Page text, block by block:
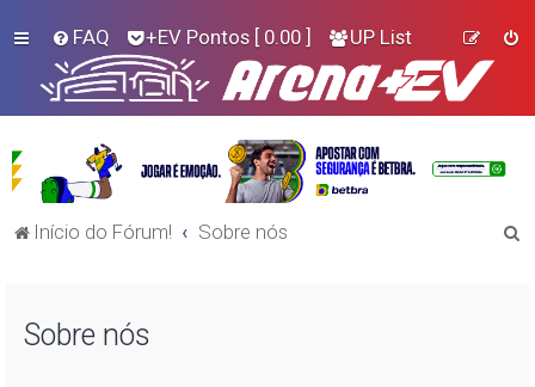
FAQ +EV Pontos [ 0.00 ] UP List
Início do Fórum! Sobre nós
Sobre nós